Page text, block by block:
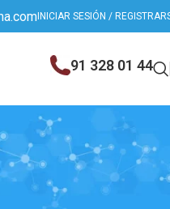
INICIAR SESIÓN /
91 328 01 44